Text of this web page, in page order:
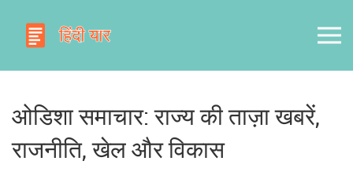
ओडिशा समाचार: राज्य की ताज़ा खबरें,
राजनीति, खेल और विकास